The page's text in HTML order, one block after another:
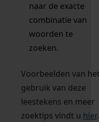
naar de exacte
combinatie van
woorden te
zoeken.
Voorbeelden van
gebruik van deze
leestekens en meer
zoektips vindt u hier.